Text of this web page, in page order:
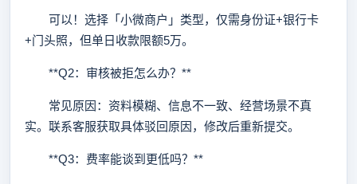
可以！选择「小微商户」类型，仅需身份证+银行卡
+门头照，但单日收款限额5万。
**Q2：审核被拒怎么办？**
常见原因：资料模糊、信息不一致、经营场景不真
实。联系客服获取具体驳回原因，修改后重新提交。
**Q3：费率能谈到更低吗？**